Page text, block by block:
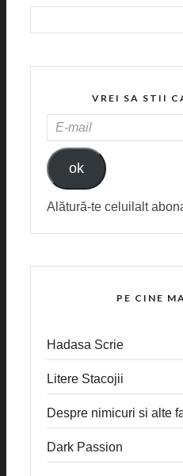
VREI SA STII
MAIL
ok
Alătură-te celuilalt
PE CINE
Hadasa Scrie
Litere Stacojii
Despre nimicuri si alte
Dark Passion